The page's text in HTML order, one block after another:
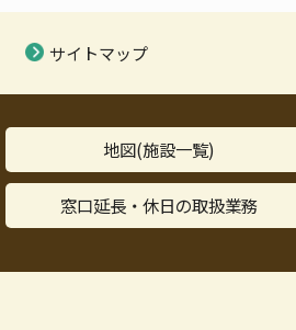
サイトマップ
地図(施設一覧)
窓口延長・休日の取扱業務